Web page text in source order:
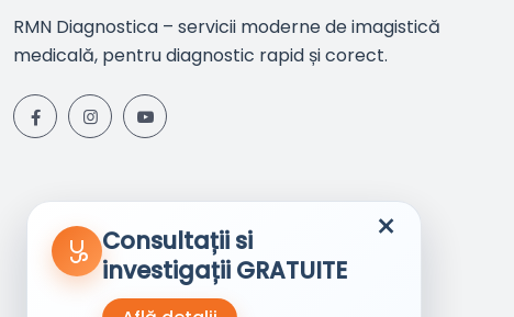
RMN Diagnostica – servicii moderne de imagistică
medicală, pentru diagnostic rapid și corect.
×
Consultații si
investigații GRATUITE